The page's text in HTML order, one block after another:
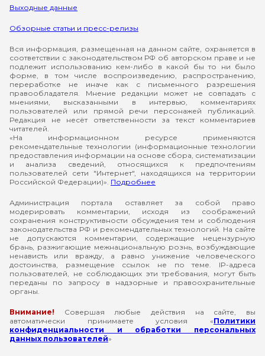
Выходные данные
Обзорные статьи и пресс-релизы
Вся информация, размещенная на данном сайте, охраняется в
соответствии с законодательством РФ об авторском праве и не
подлежит использованию кем-либо в какой бы то ни было
форме, в том числе воспроизведению, распространению,
переработке не иначе как с письменного разрешения
правообладателя. Мнение редакции может не совпадать с
мнениями, высказанными в интервью, комментариях
пользователей или прямой речи персонажей публикаций.
Редакция не несёт ответственности за текст комментариев
читателей.
«На информационном ресурсе применяются
рекомендательные технологии (информационные технологии
предоставления информации на основе сбора, систематизации
и анализа сведений, относящихся к предпочтениям
пользователей сети "Интернет", находящихся на территории
Российской Федерации)». Подробнее
Администрация портала оставляет за собой право
модерировать комментарии, исходя из соображений
сохранения конструктивности обсуждения тем и соблюдения
законодательства РФ и рекомендательных технологий. На сайте
не допускаются комментарии, содержащие нецензурную
брань, разжигающие межнациональную рознь, возбуждающие
ненависть или вражду, а равно унижение человеческого
достоинства, размещение ссылок не по теме. IP-адреса
пользователей, не соблюдающих эти требования, могут быть
переданы по запросу в надзорные и правоохранительные
органы.
Внимание! Совершая любые действия на сайте, вы
автоматически принимаете условия «Политики
конфиденциальности и обработки персональных
данных пользователей»